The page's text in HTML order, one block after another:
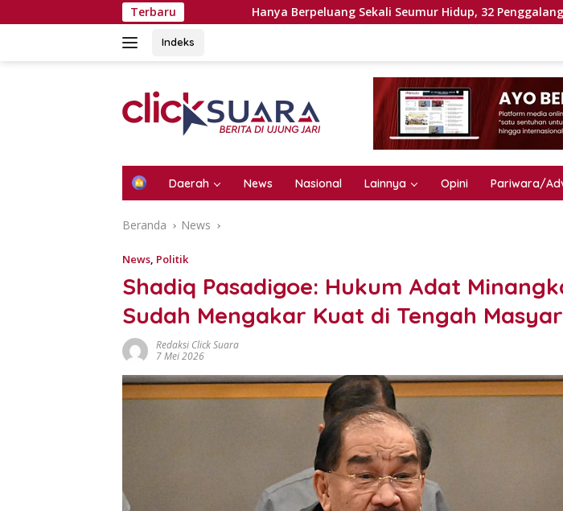
ke
Terbaru
Hanya Berpeluang Sekali Seumur Hidup, 32 Penggalang Terbaik Tanah
Indeks
H
e
Daerah News Nasional Lainnya Opini Pariwara/
Beranda News
News, Politik
Shadiq Pasadigoe: Hukum Adat
Sudah Mengakar Kuat di Tengah
Redaksi Click Suara
7 Mei 2026